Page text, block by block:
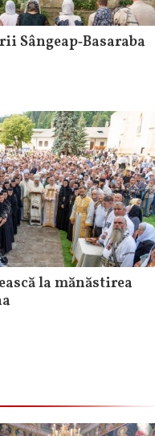
Sângeap‑Basaraba
la mănăstirea